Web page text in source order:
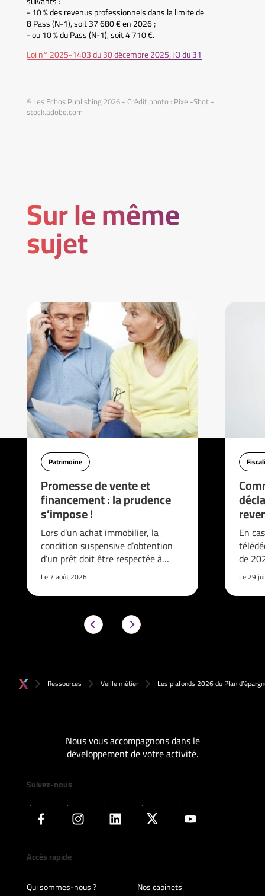
- 10 % des revenus professionnels dans la limite de
8 Pass (N-1), soit 37 680 € en 2026 ;
- ou 10 % du Pass (N-1), soit 4 710 €.
Loi n° 2025-1403 du 30 décembre 2025, JO du 31
© Les Echos Publishing 2026 - Crédit photo : Pixel-Shot -
stock.adobe.com
Sur le même
sujet
Patrimoine
Promesse de vente et
financement : la prudence
s’impose !
Lors d’un achat immobilier, la
condition suspensive d’obtention
d’un prêt doit être respectée à…
Le 7 août 2026
En
de
Le 29
Ressources Veille métier Les plafonds 2026 du Plan
Nous vous accompagnons dans le
développement de votre activité.
Suivez-nous
Accès rapide
Qui sommes-nous ?
Nos cabinets